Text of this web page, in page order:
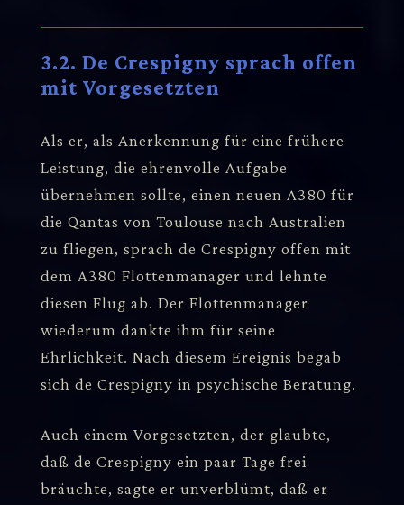
3.2. De Crespigny sprach offen
mit Vorgesetzten
Als er, als Anerkennung für eine frühere
Leistung, die ehrenvolle Aufgabe
übernehmen sollte, einen neuen A380 für
die Qantas von Toulouse nach Australien
zu fliegen, sprach de Crespigny offen mit
dem A380 Flottenmanager und lehnte
diesen Flug ab. Der Flottenmanager
wiederum dankte ihm für seine
Ehrlichkeit. Nach diesem Ereignis begab
sich de Crespigny in psychische Beratung.
Auch einem Vorgesetzten, der glaubte,
daß de Crespigny ein paar Tage frei
bräuchte, sagte er unverblümt, daß er